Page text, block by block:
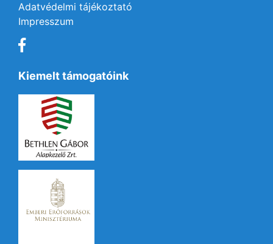
Adatvédelmi tájékoztató
Impresszum
Kiemelt támogatóink